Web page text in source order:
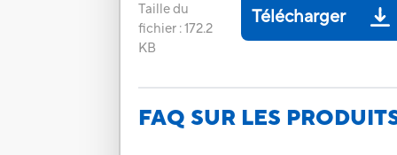
Taille du
fichier :172.2
KB
Télécharger
FAQ SUR LES